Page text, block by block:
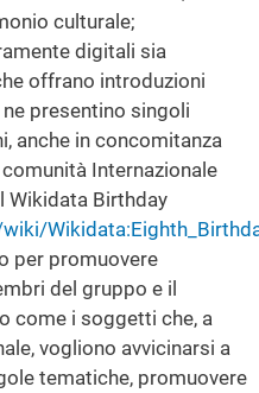
culturale;
digitali sia
offrano introduzioni
presentino singoli
anche in concomitanza
Internazionale
Wikidata Birthday
per promuovere
del gruppo e il
come i soggetti che, a
vogliono avvicinarsi a
tematiche, promuovere